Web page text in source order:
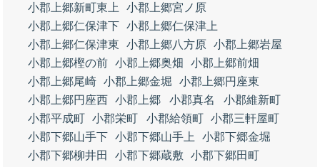
小郡上郷新町東上
小郡上郷宮ノ原
小郡上郷仁保津下 小郡上郷仁保津上
小郡上郷仁保津東
小郡上郷八方原 小郡上郷岩屋
小郡上郷樫の前 小郡上郷奥畑
小郡上郷前畑
小郡上郷尾崎 小郡上郷金堀
小郡上郷円座東
小郡上郷円座西 小郡上郷 小郡真名
小郡維新町
小郡平成町 小郡栄町 小郡給領町 小郡三軒屋町
小郡下郷山手下 小郡下郷山手上
小郡下郷金堀
小郡下郷柳井田
小郡下郷蔵敷
小郡下郷田町